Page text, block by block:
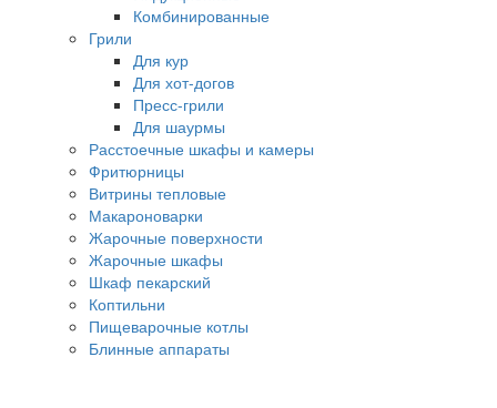
Комбинированные
Грили
Для кур
Для хот-догов
Пресс-грили
Для шаурмы
Расстоечные шкафы и камеры
Фритюрницы
Витрины тепловые
Макароноварки
Жарочные поверхности
Жарочные шкафы
Шкаф пекарский
Коптильни
Пищеварочные котлы
Блинные аппараты